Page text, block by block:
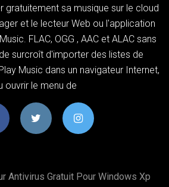
gratuitement sa musique sur le cloud
et le lecteur Web ou l'application
FLAC, OGG , AAC et ALAC sans
surcroît d'importer des listes de
Music dans un navigateur Internet,
ouvrir le menu de
Antivirus Gratuit Pour Windows Xp